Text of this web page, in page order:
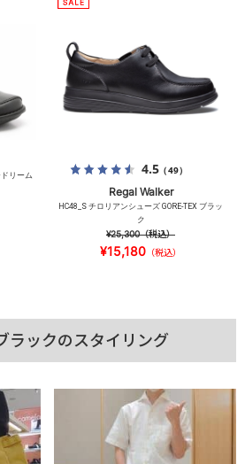
リーム
4.5（49）
Regal Walker
HC48_S チロリアンシューズ GORE-TEX ブラッ
ク
¥25,300（税込）
¥15,180 （税込）
ラックのスタイリング